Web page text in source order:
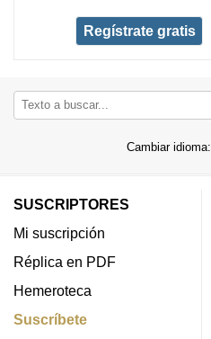
Regístrate gratis
Cambiar idioma:
SUSCRIPTORES
Mi suscripción
Réplica en PDF
Hemeroteca
Suscríbete